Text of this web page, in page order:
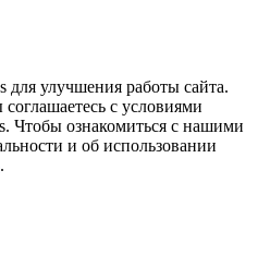
улучшения работы сайта.
с условиями
Чтобы ознакомиться с нашими
и об использовании
.